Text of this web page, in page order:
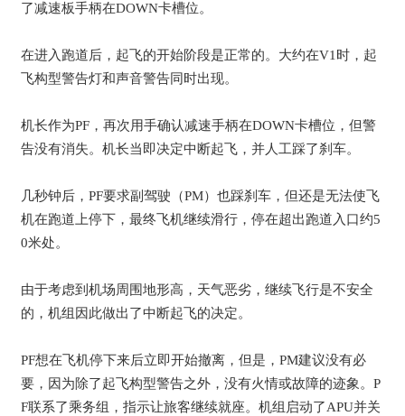
了减速板手柄在DOWN卡槽位。
在进入跑道后，起飞的开始阶段是正常的。大约在V1时，起
飞构型警告灯和声音警告同时出现。
机长作为PF，再次用手确认减速手柄在DOWN卡槽位，但警
告没有消失。机长当即决定中断起飞，并人工踩了刹车。
几秒钟后，PF要求副驾驶（PM）也踩刹车，但还是无法使飞
机在跑道上停下，最终飞机继续滑行，停在超出跑道入口约5
0米处。
由于考虑到机场周围地形高，天气恶劣，继续飞行是不安全
的，机组因此做出了中断起飞的决定。
PF想在飞机停下来后立即开始撤离，但是，PM建议没有必
要，因为除了起飞构型警告之外，没有火情或故障的迹象。P
F联系了乘务组，指示让旅客继续就座。机组启动了APU并关